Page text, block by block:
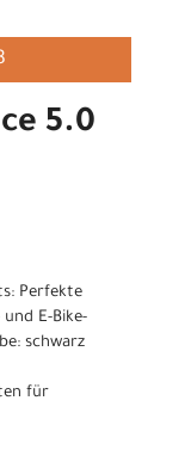
5.0
Perfekte
E-Bike-
schwarz
für